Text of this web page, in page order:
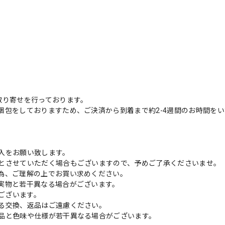
寄せを行っております。
をしておりますため、ご決済から到着まで約2-4週間のお時間を
お願い致します。
せていただく場合もございますので、予めご了承くださいませ。
ご理解の上でお買い求めください。
と若干異なる場合がございます。
います。
換、返品はご遠慮ください。
色味や仕様が若干異なる場合がございます。